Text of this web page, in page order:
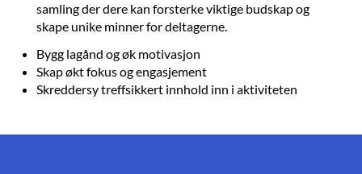
samling der dere kan forsterke viktige budskap og
skape unike minner for deltagerne.
Bygg lagånd og øk motivasjon
Skap økt fokus og engasjement
Skreddersy treffsikkert innhold inn i aktiviteten